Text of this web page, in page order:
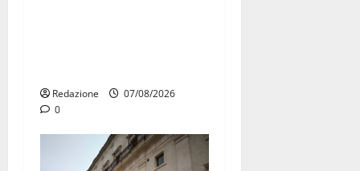
Redazione
07/08/2026
0